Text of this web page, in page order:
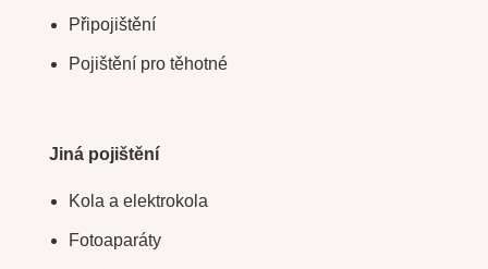
Připojištění
Pojištění pro těhotné
Jiná pojištění
Kola a elektrokola
Fotoaparáty